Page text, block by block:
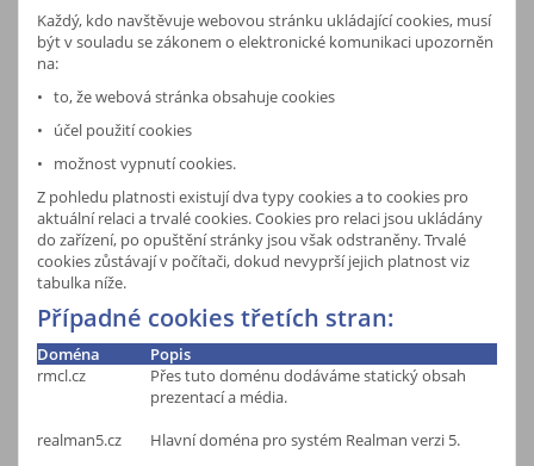
Každý, kdo navštěvuje webovou stránku ukládající cookies, musí
být v souladu se zákonem o elektronické komunikaci upozorněn
na:
• to, že webová stránka obsahuje cookies
• účel použití cookies
• možnost vypnutí cookies.
Z pohledu platnosti existují dva typy cookies a to cookies pro
aktuální relaci a trvalé cookies. Cookies pro relaci jsou ukládány
do zařízení, po opuštění stránky jsou však odstraněny. Trvalé
cookies zůstávají v počítači, dokud nevyprší jejich platnost viz
tabulka níže.
Případné cookies třetích stran:
Doména
Popis
rmcl.cz
Přes tuto doménu dodáváme statický obsah
prezentací a média.
realman5.cz
Hlavní doména pro systém Realman verzi 5.